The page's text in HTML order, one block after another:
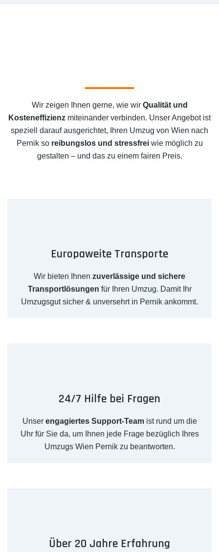
Wir zeigen Ihnen gerne, wie wir Qualität und
Kosteneffizienz miteinander verbinden. Unser Angebot ist
speziell darauf ausgerichtet, Ihren Umzug von Wien nach
Pernik so reibungslos und stressfreiwie möglich zu
gestalten – und das zu einem fairen Preis.
Europaweite Transporte
Wir bieten Ihnen zuverlässige und sichere
Transportlösungen für Ihren Umzug. Damit Ihr
Umzugsgut sicher & unversehrt in Pernik ankommt.
24/7 Hilfe bei Fragen
Unser engagiertes Support-Teamist rund um die
Uhr für Sie da, um Ihnen jede Frage bezüglich Ihres
Umzugs Wien Pernik zu beantworten.
Über 20 Jahre Erfahrung